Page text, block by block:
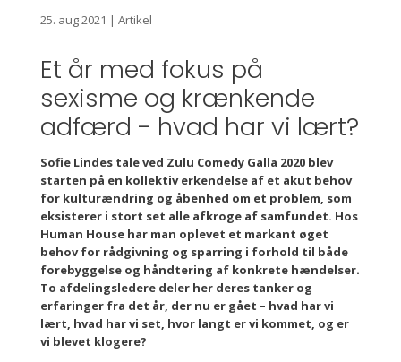
25. aug 2021 | Artikel
Et år med fokus på
sexisme og krænkende
adfærd - hvad har vi lært?
Sofie Lindes tale ved Zulu Comedy Galla 2020 blev
starten på en kollektiv erkendelse af et akut behov
for kulturændring og åbenhed om et problem, som
eksisterer i stort set alle afkroge af samfundet. Hos
Human House har man oplevet et markant øget
behov for rådgivning og sparring i forhold til både
forebyggelse og håndtering af konkrete hændelser.
To afdelingsledere deler her deres tanker og
erfaringer fra det år, der nu er gået – hvad har vi
lært, hvad har vi set, hvor langt er vi kommet, og er
vi blevet klogere?